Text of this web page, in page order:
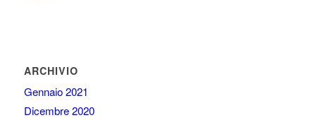
ARCHIVIO
Gennaio 2021
Dicembre 2020